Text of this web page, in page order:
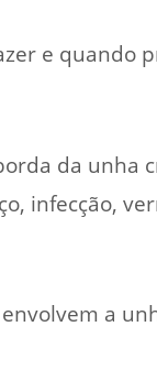
e quando
da unha
infecção,
a